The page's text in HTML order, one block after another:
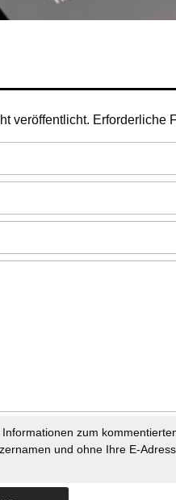
veröffentlicht. Erforderliche
zum
und ohne Ihre E-